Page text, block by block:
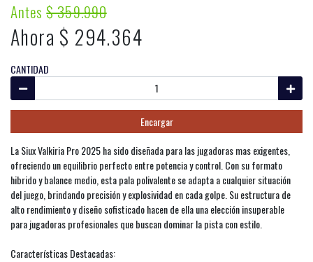
Antes$ 359.990
Ahora $ 294.364
CANTIDAD
Encargar
La Siux Valkiria Pro 2025 ha sido diseñada para las jugadoras mas exigentes,
ofreciendo un equilibrio perfecto entre potencia y control. Con su formato
hibrido y balance medio, esta pala polivalente se adapta a cualquier situación
del juego, brindando precisión y explosividad en cada golpe. Su estructura de
alto rendimiento y diseño sofisticado hacen de ella una elección insuperable
para jugadoras profesionales que buscan dominar la pista con estilo.
Características Destacadas: